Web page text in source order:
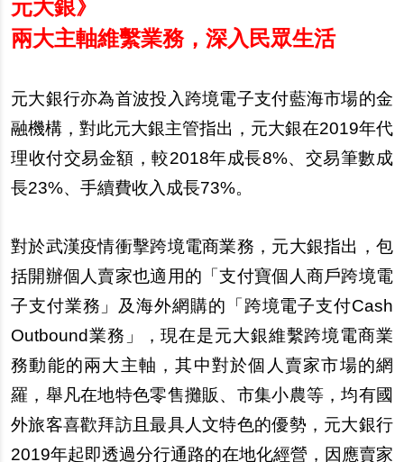
元大銀》
兩大主軸維繫業務，深入民眾生活
元大銀行亦為首波投入跨境電子支付藍海市場的金
融機構，對此元大銀主管指出，元大銀在2019年代
理收付交易金額，較2018年成長8%、交易筆數成
長23%、手續費收入成長73%。
對於武漢疫情衝擊跨境電商業務，元大銀指出，包
括開辦個人賣家也適用的「支付寶個人商戶跨境電
子支付業務」及海外網購的「跨境電子支付Cash
Outbound業務」，現在是元大銀維繫跨境電商業
務動能的兩大主軸，其中對於個人賣家市場的網
羅，舉凡在地特色零售攤販、市集小農等，均有國
外旅客喜歡拜訪且最具人文特色的優勢，元大銀行
2019年起即透過分行通路的在地化經營，因應賣家